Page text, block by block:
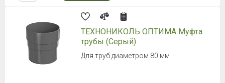
ТЕХНОНИКОЛЬ ОПТИМА Муфта
трубы (Серый)
Для труб диаметром 80 мм